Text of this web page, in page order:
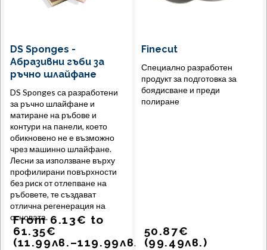
DS Sponges -
Абразивни гъби за
ръчно шлайфане
DS Sponges са разработени
за ръчно шлайфане и
матиране на ръбове и
контури на панели, което
обикновено не е възможно
чрез машинно шлайфане.
Лесни за използване върху
профилирани повърхности
без риск от отлепване на
ръбовете, те създават
отлична регенерация на
основата.
From 6.13€ to
61.35€
(11.99лв.–119.99лв.
Finecut
Специално разработен
продукт за подготовка за
боядисване и преди
полиране
50.87€
(99.49лв.)